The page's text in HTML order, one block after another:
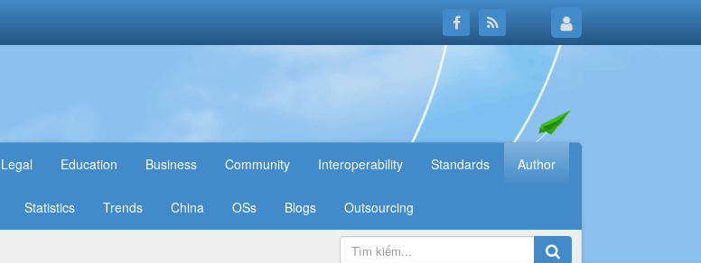
Legal Education Business Community Interoperability Standards Author
Statistics Trends China OSs Blogs Outsourcing